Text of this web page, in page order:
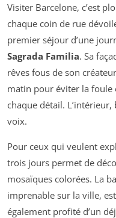
Visiter Barcelone, c’est
chaque coin de rue
premier séjour d’une
Sagrada Familia. Sa
rêves fous de son
matin pour éviter la foule
chaque détail. L’intérieur,
voix.
Pour ceux qui veulent
trois jours permet de
mosaïques colorées. La
imprenable sur la ville,
également profité d’un